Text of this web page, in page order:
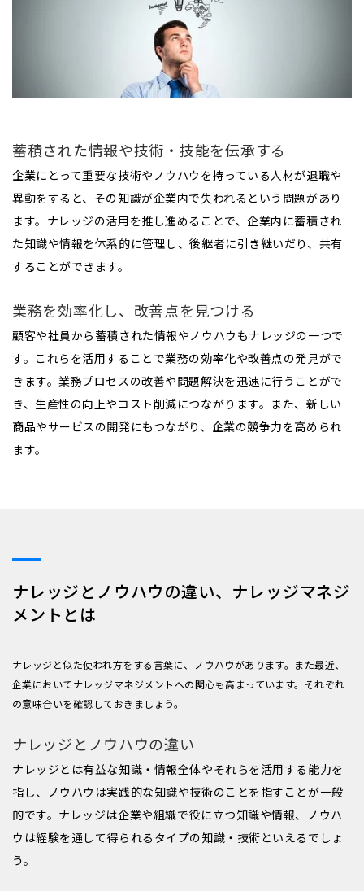
蓄積された情報や技術・技能を伝承する
企業にとって重要な技術やノウハウを持っている人材が退職や
異動をすると、その知識が企業内で失われるという問題があり
ます。ナレッジの活用を推し進めることで、企業内に蓄積され
た知識や情報を体系的に管理し、後継者に引き継いだり、共有
することができます。
業務を効率化し、改善点を見つける
顧客や社員から蓄積された情報やノウハウもナレッジの一つで
す。これらを活用することで業務の効率化や改善点の発見がで
きます。業務プロセスの改善や問題解決を迅速に行うことがで
き、生産性の向上やコスト削減につながります。また、新しい
商品やサービスの開発にもつながり、企業の競争力を高められ
ます。
ナレッジとノウハウの違い、ナレッジマネジ
メントとは
ナレッジと似た使われ方をする言葉に、ノウハウがあります。また最近、
企業においてナレッジマネジメントへの関心も高まっています。それぞれ
の意味合いを確認しておきましょう。
ナレッジとノウハウの違い
ナレッジとは有益な知識・情報全体やそれらを活用する能力を
指し、ノウハウは実践的な知識や技術のことを指すことが一般
的です。ナレッジは企業や組織で役に立つ知識や情報、ノウハ
ウは経験を通して得られるタイプの知識・技術といえるでしょ
う。